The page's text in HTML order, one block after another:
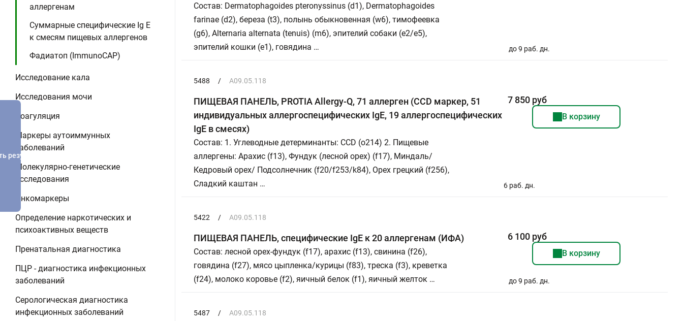
аллергенам
Суммарные специфические Ig E
к смесям пищевых аллергенов
Фадиатоп (ImmunoCAP)
Исследование кала
Исследования мочи
Коагуляция
Маркеры аутоиммунных
заболеваний
Молекулярно-генетические
исследования
Онкомаркеры
Определение наркотических и
психоактивных веществ
Пренатальная диагностика
ПЦР - диагностика инфекционных
заболеваний
Серологическая диагностика
инфекционных заболеваний
Состав: Dermatophagoides pteronyssinus (d1), Dermatophagoides
farinae (d2), береза (t3), полынь обыкновенная (w6), тимофеевка
(g6), Alternaria alternata (tenuis) (m6), эпителий собаки (e2/е5),
эпителий кошки (e1), говядина …
до 9 раб. дн.
5488 / A09.05.118
ПИЩЕВАЯ ПАНЕЛЬ, PROTIA Allergy-Q, 71 аллерген (CCD маркер, 51
индивидуальных аллергоспецифических IgE, 19 аллергоспецифических
IgE в смесях)
Состав: 1. Углеводные детерминанты: CCD (o214) 2. Пищевые
аллергены: Арахис (f13), Фундук (лесной орех) (f17), Миндаль/
Кедровый орех/ Подсолнечник (f20/f253/k84), Орех грецкий (f256),
Сладкий каштан …
7 850 руб
В корзину
6 раб. дн.
5422 / A09.05.118
ПИЩЕВАЯ ПАНЕЛЬ, специфические IgE к 20 аллергенам (ИФА)
Состав: лесной орех-фундук (f17), арахис (f13), свинина (f26),
говядина (f27), мясо цыпленка/курицы (f83), треска (f3), креветка
(f24), молоко коровье (f2), яичный белок (f1), яичный желток …
6 100 руб
В корзину
до 9 раб. дн.
5487 / A09.05.118
результатов